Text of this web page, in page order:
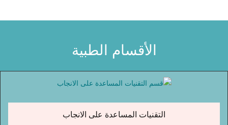
الأقسام الطبية
التقنيات المساعدة على الانجاب